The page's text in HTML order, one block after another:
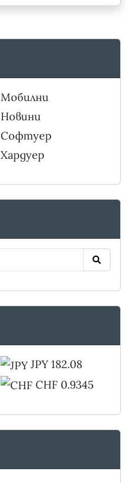
Мобилни
Новини
Софтуер
Хардуер
JPY 182.08
CHF 0.9345